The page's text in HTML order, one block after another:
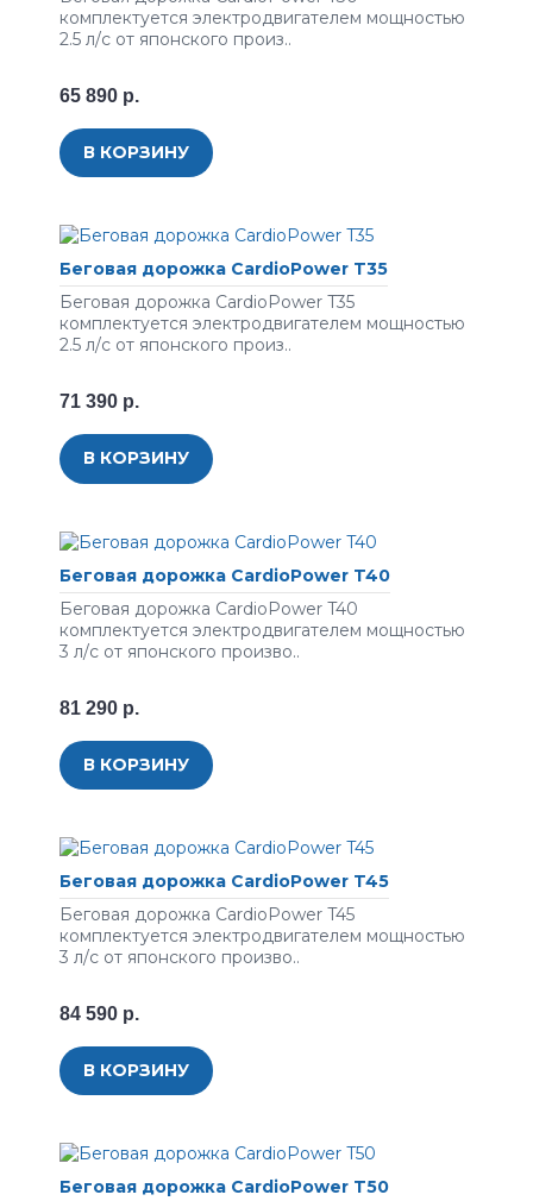
комплектуется электродвигателем мощностью
2.5 л/с от японского произ..
65 890 р.
В КОРЗИНУ
Беговая дорожка CardioPower T35
Беговая дорожка CardioPower T35
комплектуется электродвигателем мощностью
2.5 л/с от японского произ..
71 390 р.
В КОРЗИНУ
Беговая дорожка CardioPower T40
Беговая дорожка CardioPower T40
комплектуется электродвигателем мощностью
3 л/с от японского произво..
81 290 р.
В КОРЗИНУ
Беговая дорожка CardioPower T45
Беговая дорожка CardioPower T45
комплектуется электродвигателем мощностью
3 л/с от японского произво..
84 590 р.
В КОРЗИНУ
Беговая дорожка CardioPower T50